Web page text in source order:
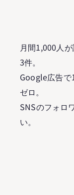
月間1,000人
3件。
Google広告で
ゼロ。
SNSのフォロ
い。